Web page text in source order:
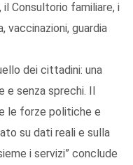
Consultorio familiare, i
vaccinazioni, guardia
dei cittadini: una
e senza sprechi. Il
le forze politiche e
su dati reali e sulla
i servizi” conclude